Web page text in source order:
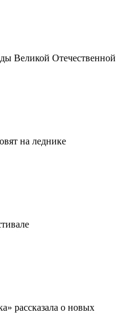
Великой Отечественной
на леднике
рассказала о новых